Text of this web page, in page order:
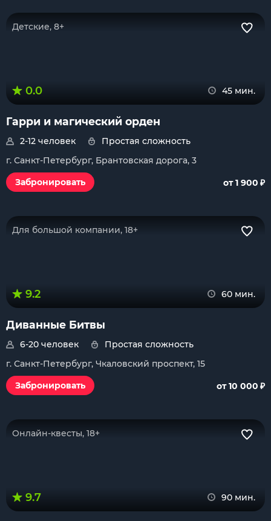
Детские, 8+
0.0 45 мин.
Гарри и магический орден
2-12 человек
Простая сложность
г. Санкт-Петербург, Брантовская дорога, 3
Забронировать
от 1 900 ₽
Для большой компании, 18+
9.2 60 мин.
Диванные Битвы
6-20 человек
Простая сложность
г. Санкт-Петербург, Чкаловский проспект, 15
Забронировать
от 10 000 ₽
Онлайн-квесты, 18+
9.7 90 мин.